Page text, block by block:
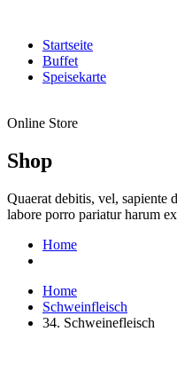
Startseite
Buffet
Speisekarte
Online Store
Shop
Quaerat debitis, vel, sapiente
labore porro pariatur harum
Home
Home
Schweinfleisch
34. Schweinefleisch